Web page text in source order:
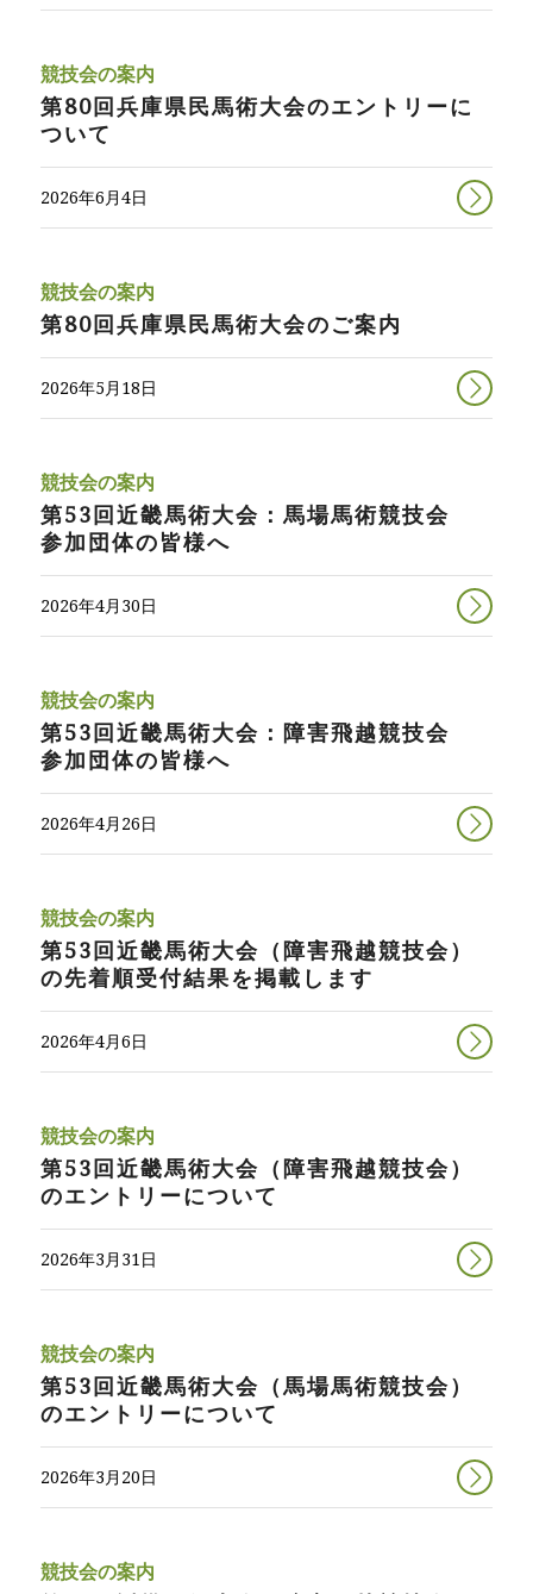
競技会の案内
第80回兵庫県民馬術大会のエントリーに
ついて
2026年6月4日
競技会の案内
第80回兵庫県民馬術大会のご案内
2026年5月18日
競技会の案内
第53回近畿馬術大会：馬場馬術競技会
参加団体の皆様へ
2026年4月30日
競技会の案内
第53回近畿馬術大会：障害飛越競技会
参加団体の皆様へ
2026年4月26日
競技会の案内
第53回近畿馬術大会（障害飛越競技会）
の先着順受付結果を掲載します
2026年4月6日
競技会の案内
第53回近畿馬術大会（障害飛越競技会）
のエントリーについて
2026年3月31日
競技会の案内
第53回近畿馬術大会（馬場馬術競技会）
のエントリーについて
2026年3月20日
競技会の案内